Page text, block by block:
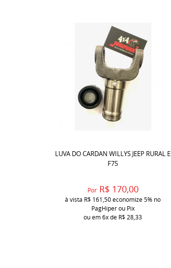
LUVA DO CARDAN WILLYS JEEP RURAL E
F75
Por R$ 170,00
à vista R$ 161,50economize5% no
PagHiper ou Pix
ou em6xde R$ 28,33